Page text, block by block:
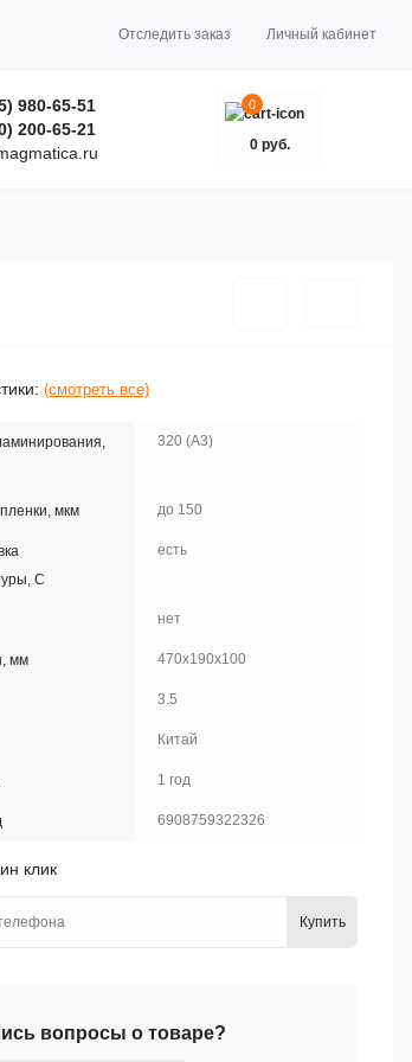
Отследить заказ Личный кабинет
980-65-51
200-65-21
0
0 руб.
(смотреть все)
320 (А3)
мкм до 150
С
есть
нет
мм 470х190х100
3.5
Китай
1 год
6908759322326
клик
Купить
вопросы о товаре?